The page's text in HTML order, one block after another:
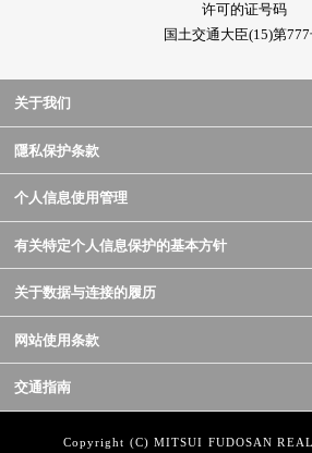
许可的证号码
国土交通大臣(15)第
关于我们
隱私保护条款
个人信息使用管理
有关特定个人信息保护的基本方针
关于数据与连接的履历
网站使用条款
交通指南
Copyright (C) MITSUI FUDOSAN